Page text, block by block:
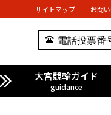
サイトマップ お問
9 電話投票番
大宮競輪ガイド
guidance